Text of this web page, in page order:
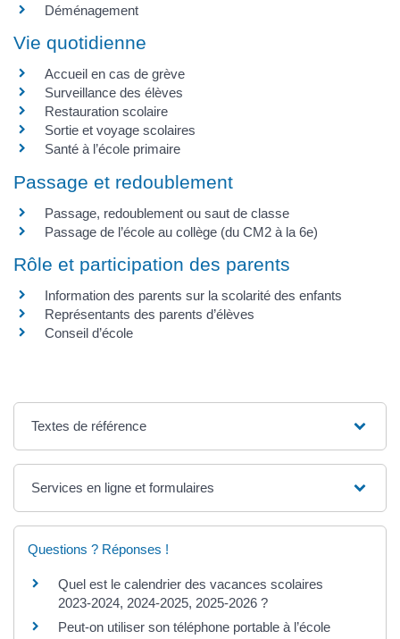
Déménagement
Vie quotidienne
Accueil en cas de grève
Surveillance des élèves
Restauration scolaire
Sortie et voyage scolaires
Santé à l’école primaire
Passage et redoublement
Passage, redoublement ou saut de classe
Passage de l’école au collège (du CM2 à la 6e)
Rôle et participation des parents
Information des parents sur la scolarité des enfants
Représentants des parents d’élèves
Conseil d’école
Textes de référence
Services en ligne et formulaires
Questions ? Réponses !
Quel est le calendrier des vacances scolaires
2023-2024, 2024-2025, 2025-2026 ?
Peut-on utiliser son téléphone portable à l’école